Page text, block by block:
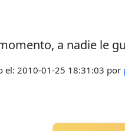
a nadie le
el: 2010-01-25 18:31:03 por